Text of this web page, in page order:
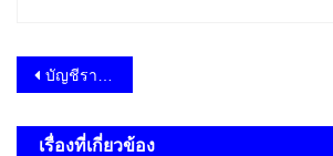
แนะแนว
เรื่อง
บัญชีราคามาตรฐานครุภัณฑ์
เรื่องที่เกี่ยวข้อง